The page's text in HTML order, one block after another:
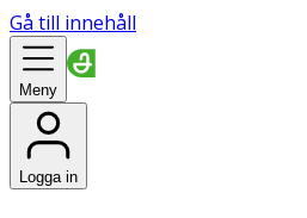
Gå till innehåll
Meny
Logga in